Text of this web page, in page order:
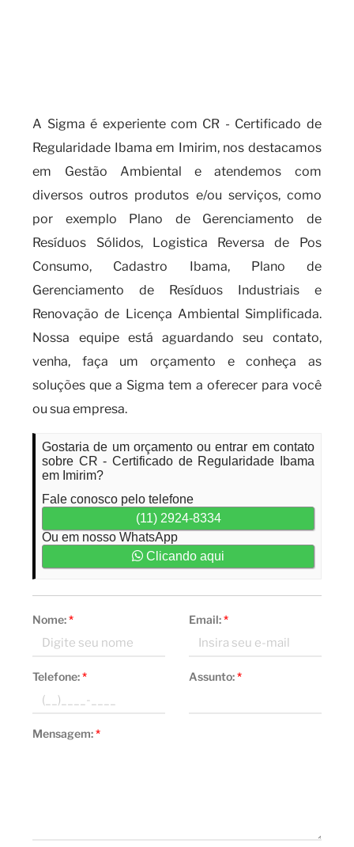
A Sigma é experiente com CR - Certificado de
Regularidade Ibama em Imirim, nos destacamos
em Gestão Ambiental e atendemos com
diversos outros produtos e/ou serviços, como
por exemplo Plano de Gerenciamento de
Resíduos Sólidos, Logistica Reversa de Pos
Consumo, Cadastro Ibama, Plano de
Gerenciamento de Resíduos Industriais e
Renovação de Licença Ambiental Simplificada.
Nossa equipe está aguardando seu contato,
venha, faça um orçamento e conheça as
soluções que a Sigma tem a oferecer para você
ou sua empresa.
Gostaria de um orçamento ou entrar em contato
sobre CR - Certificado de Regularidade Ibama
em Imirim?
Fale conosco pelo telefone
(11) 2924-8334
Ou em nosso WhatsApp
Clicando aqui
Nome:* Email:*
Telefone:* Assunto:*
Mensagem:*